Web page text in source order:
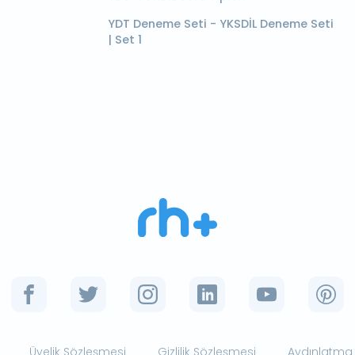
YDT Deneme Seti - YKSDİL Deneme Seti
| Set 1
Üyelik Sözleşmesi Gizlilik Sözleşmesi